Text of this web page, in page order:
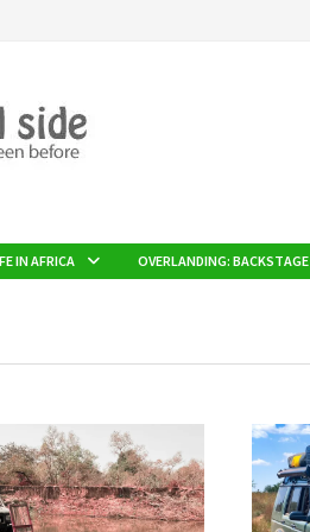
IN AFRICA OVERLANDING: BACKSTAGE